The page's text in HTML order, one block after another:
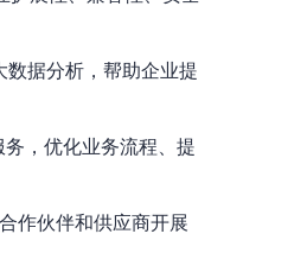
数据分析，帮助企业提
，优化业务流程、提
作伙伴和供应商开展